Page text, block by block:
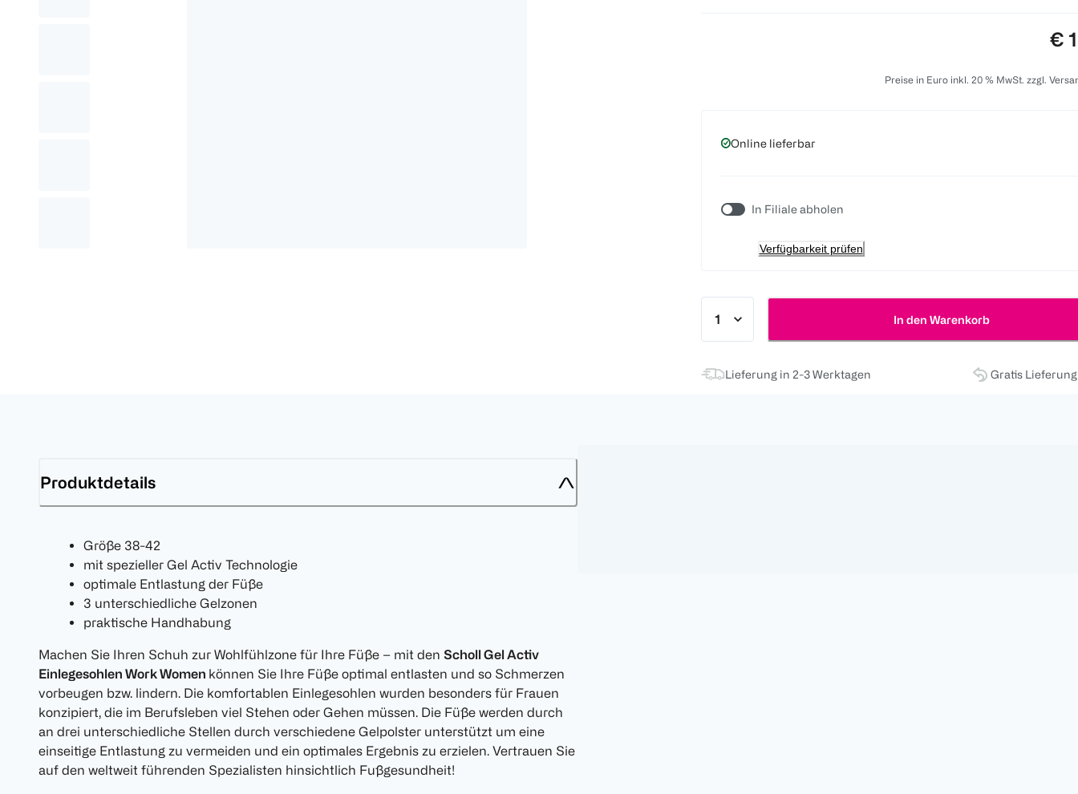
€
Preise in Euro inkl. 20 % MwSt. zzgl.
Online lieferbar
In Filiale abholen
Verfügbarkeit prüfen
In den Warenkorb
Lieferung in 2-3 Werktagen Gratis
Produktdetails
Größe 38-42
mit spezieller Gel Activ Technologie
optimale Entlastung der Füße
3 unterschiedliche Gelzonen
praktische Handhabung
Machen Sie Ihren Schuh zur Wohlfühlzone für Ihre Füße – mit den Scholl Gel Activ
Einlegesohlen Work Women können Sie Ihre Füße optimal entlasten und so Schmerzen
vorbeugen bzw. lindern. Die komfortablen Einlegesohlen wurden besonders für Frauen
konzipiert, die im Berufsleben viel Stehen oder Gehen müssen. Die Füße werden durch
an drei unterschiedliche Stellen durch verschiedene Gelpolster unterstützt um eine
einseitige Entlastung zu vermeiden und ein optimales Ergebnis zu erzielen. Vertrauen Sie
auf den weltweit führenden Spezialisten hinsichtlich Fußgesundheit!